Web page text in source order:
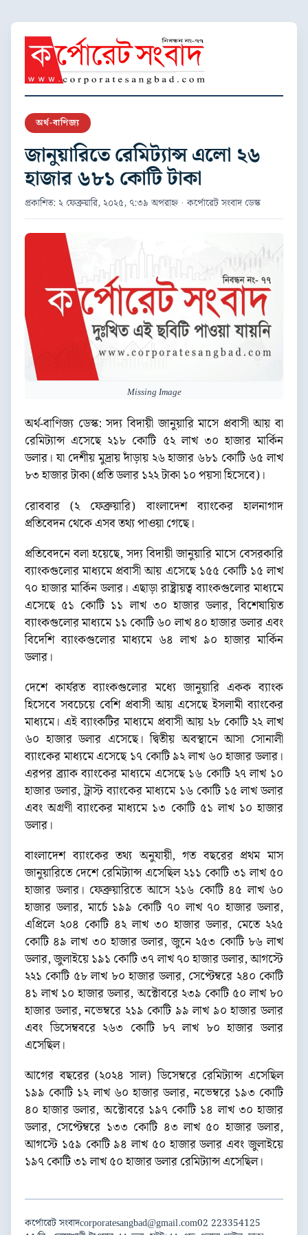
অর্থ-বাণিজ্য
জানুয়ারিতে রেমিট্যান্স এলো ২৬
হাজার ৬৮১ কোটি টাকা
প্রকাশিত: ২ ফেব্রুয়ারি, ২০২৫, ৭:৩৯ অপরাহ্ন · কর্পোরেট সংবাদ ডেস্ক
Missing Image
অর্থ-বাণিজ্য ডেস্ক: সদ্য বিদায়ী জানুয়ারি মাসে প্রবাসী আয় বা
রেমিট্যান্স এসেছে ২১৮ কোটি ৫২ লাখ ৩০ হাজার মার্কিন
ডলার। যা দেশীয় মুদ্রায় দাঁড়ায় ২৬ হাজার ৬৮১ কোটি ৬৫ লাখ
৮৩ হাজার টাকা (প্রতি ডলার ১২২ টাকা ১০ পয়সা হিসেবে)।
রোববার (২ ফেব্রুয়ারি) বাংলাদেশ ব্যাংকের হালনাগাদ
প্রতিবেদন থেকে এসব তথ্য পাওয়া গেছে।
প্রতিবেদনে বলা হয়েছে, সদ্য বিদায়ী জানুয়ারি মাসে বেসরকারি
ব্যাংকগুলোর মাধ্যমে প্রবাসী আয় এসেছে ১৫৫ কোটি ১৫ লাখ
৭০ হাজার মার্কিন ডলার। এছাড়া রাষ্ট্রায়ত্ব ব্যাংকগুলোর মাধ্যমে
এসেছে ৫১ কোটি ১১ লাখ ৩০ হাজার ডলার, বিশেষায়িত
ব্যাংকগুলোর মাধ্যমে ১১ কোটি ৬০ লাখ ৪০ হাজার ডলার এবং
বিদেশি ব্যাংকগুলোর মাধ্যমে ৬৪ লাখ ৯০ হাজার মার্কিন
ডলার।
দেশে কার্যরত ব্যাংকগুলোর মধ্যে জানুয়ারি একক ব্যাংক
হিসেবে সবচেয়ে বেশি প্রবাসী আয় এসেছে ইসলামী ব্যাংকের
মাধ্যমে। এই ব্যাংকটির মাধ্যমে প্রবাসী আয় ২৮ কোটি ২২ লাখ
৬০ হাজার ডলার এসেছে। দ্বিতীয় অবস্থানে আসা সোনালী
ব্যাংকের মাধ্যমে এসেছে ১৭ কোটি ৯২ লাখ ৬০ হাজার ডলার।
এরপর ব্র্যাক ব্যাংকের মাধ্যমে এসেছে ১৬ কোটি ২৭ লাখ ১০
হাজার ডলার, ট্রাস্ট ব্যাংকের মাধ্যমে ১৬ কোটি ১৫ লাখ ডলার
এবং অগ্রণী ব্যাংকের মাধ্যমে ১৩ কোটি ৫১ লাখ ১০ হাজার
ডলার।
বাংলাদেশ ব্যাংকের তথ্য অনুযায়ী, গত বছরের প্রথম মাস
জানুয়ারিতে দেশে রেমিট্যান্স এসেছিল ২১১ কোটি ৩১ লাখ ৫০
হাজার ডলার। ফেব্রুয়ারিতে আসে ২১৬ কো‌টি ৪৫ লাখ ৬০
হাজার ডলার, মার্চে ১৯৯ কো‌টি ৭০ লাখ ৭০ হাজার ডলার,
এপ্রিলে ২০৪ কোটি ৪২ লাখ ৩০ হাজার ডলার, মেতে ২২৫
কোটি ৪৯ লাখ ৩০ হাজার ডলার, জুনে ২৫৩ কোটি ৮৬ লাখ
ডলার, জুলাইয়ে ১৯১ কোটি ৩৭ লাখ ৭০ হাজার ডলার, আগস্টে
২২১ কোটি ৫৮ লাখ ৮০ হাজার ডলার, সেপ্টেম্বরে ২৪০ কোটি
৪১ লাখ ১০ হাজার ডলার, অক্টোবরে ২৩৯ কোটি ৫০ লাখ ৮০
হাজার ডলার, নভেম্বরে ২১৯ কোটি ৯৯ লাখ ৯০ হাজার ডলার
এবং ডিসেম্ববরে ২৬৩ কোটি ৮৭ লাখ ৮০ হাজার ডলার
এসেছিল।
আগের বছরের (২০২৪ সাল) ডিসেম্বরে রেমিট্যান্স এসেছিল
১৯৯ কোটি ১২ লাখ ৬০ হাজার ডলার, নভেম্বরে ১৯৩ কোটি
৪০ হাজার ডলার, অক্টোবরে ১৯৭ কোটি ১৪ লাখ ৩০ হাজার
ডলার, সেপ্টেম্বরে ১৩৩ কোটি ৪৩ লাখ ৫০ হাজার ডলার,
আগস্টে ১৫৯ কোটি ৯৪ লাখ ৫০ হাজার ডলার এবং জুলাইয়ে
১৯৭ কোটি ৩১ লাখ ৫০ হাজার ডলার রেমিট্যান্স এসেছিল।
কর্পোরেট সংবাদcorporatesangbad@gmail.com02 223354125